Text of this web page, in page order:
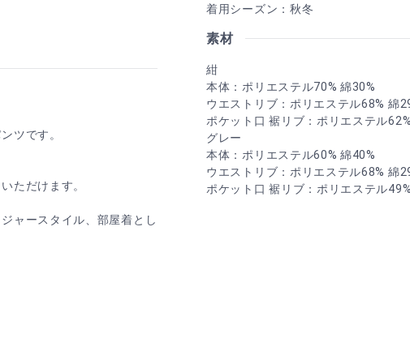
ツです。
ただけます。
ャースタイル、部屋着とし
着用シーズン：秋冬
素材
紺
本体：ポリエステル70% 綿30%
ウエストリブ：ポリエステル68% 綿
ポケット口 裾リブ：ポリエステル
グレー
本体：ポリエステル60% 綿40%
ウエストリブ：ポリエステル68% 綿
ポケット口 裾リブ：ポリエステル